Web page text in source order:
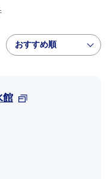
おすすめ順